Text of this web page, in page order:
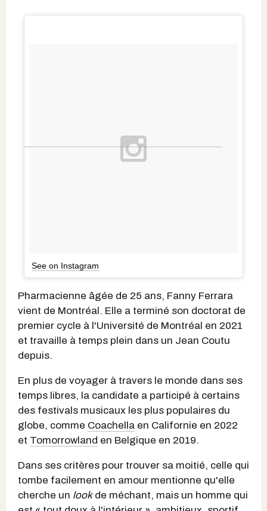
See on Instagram
Pharmacienne âgée de 25 ans, Fanny Ferrara
vient de Montréal. Elle a terminé son doctorat de
premier cycle à l'Université de Montréal en 2021
et travaille à temps plein dans un Jean Coutu
depuis.
En plus de voyager à travers le monde dans ses
temps libres, la candidate a participé à certains
des festivals musicaux les plus populaires du
globe, comme Coachella en Californie en 2022
et Tomorrowland en Belgique en 2019.
Dans ses critères pour trouver sa moitié, celle qui
tombe facilement en amour mentionne qu'elle
cherche un lookde méchant, mais un homme qui